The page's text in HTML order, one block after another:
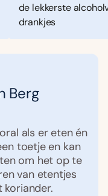
de lekkerste
drankjes
Berg
als er eten én
toetje en kan
om het op te
van etentjes
koriander.